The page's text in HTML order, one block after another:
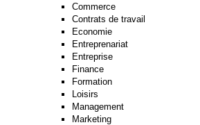
Commerce
Contrats de travail
Economie
Entreprenariat
Entreprise
Finance
Formation
Loisirs
Management
Marketing